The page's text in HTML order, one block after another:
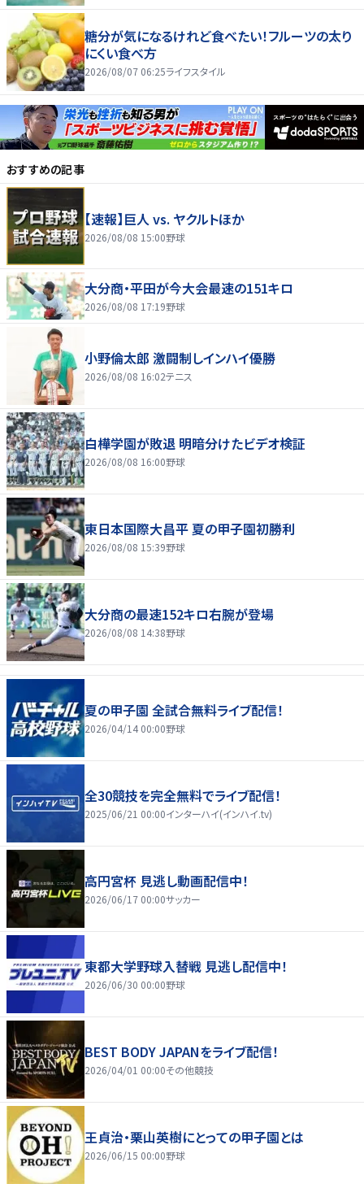
糖分が気になるけれど食べたい！フルーツの太り
にくい食べ方
2026/08/07 06:25ライフスタイル
おすすめの記事
【速報】巨人 vs. ヤクルトほか
2026/08/08 15:00野球
大分商・平田が今大会最速の151キロ
2026/08/08 17:19野球
小野倫太郎 激闘制しインハイ優勝
2026/08/08 16:02テニス
白樺学園が敗退 明暗分けたビデオ検証
2026/08/08 16:00野球
東日本国際大昌平 夏の甲子園初勝利
2026/08/08 15:39野球
大分商の最速152キロ右腕が登場
2026/08/08 14:38野球
夏の甲子園 全試合無料ライブ配信！
2026/04/14 00:00野球
全30競技を完全無料でライブ配信！
2025/06/21 00:00インターハイ(インハイ.tv)
高円宮杯 見逃し動画配信中！
2026/06/17 00:00サッカー
東都大学野球入替戦 見逃し配信中！
2026/06/30 00:00野球
BEST BODY JAPANをライブ配信！
2026/04/01 00:00その他競技
王貞治・栗山英樹にとっての甲子園とは
2026/06/15 00:00野球